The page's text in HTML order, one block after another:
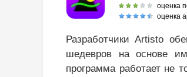
оценка
оценка
Разработчики Artisto
шедевров на основе
программа работает не